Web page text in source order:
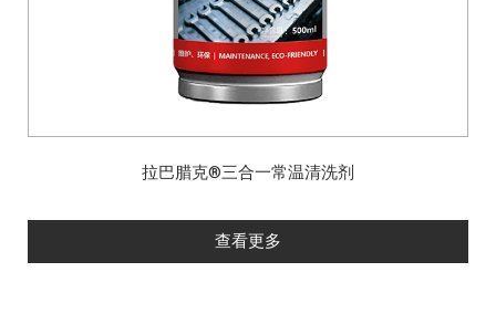
拉巴腊克®三合一常温清洗剂
查看更多